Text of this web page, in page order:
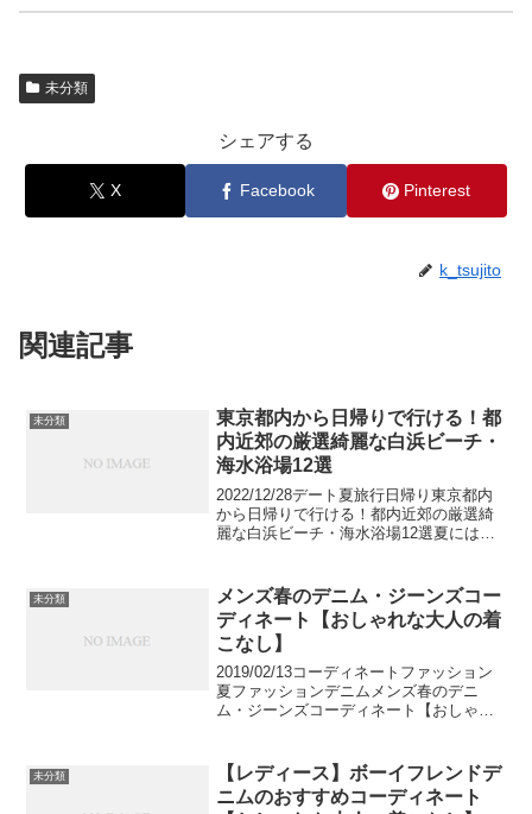
未分類
シェアする
X Facebook Pinterest
k_tsujito
関連記事
未分類
東京都内から日帰りで行ける！都
内近郊の厳選綺麗な白浜ビーチ・
海水浴場12選
2022/12/28デート夏旅行日帰り東京都内
から日帰りで行ける！都内近郊の厳選綺
麗な白浜ビーチ・海水浴場12選夏には週
は、海に行くのに一苦労したり、同じ海
水浴場やビー...
未分類
メンズ春のデニム・ジーンズコー
ディネート【おしゃれな大人の着
こなし】
2019/02/13コーディネートファッション
夏ファッションデニムメンズ春のデニ
ム・ジーンズコーディネート【おしゃれ
ゃれなジーパンの選び方から春服とのコ
ーディネート、ブ...
未分類
【レディース】ボーイフレンドデ
ニムのおすすめコーディネート